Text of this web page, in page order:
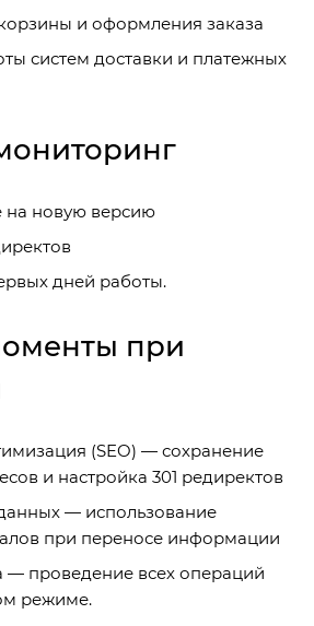
и оформления заказа
систем доставки и платежных
на новую версию
дней работы.
при
(SEO) — сохранение
и настройка 301 редиректов
— использование
при переносе информации
— проведение всех операций
режиме.